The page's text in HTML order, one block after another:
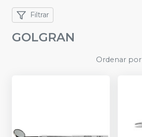
Filtrar
GOLGRAN
Ordenar por